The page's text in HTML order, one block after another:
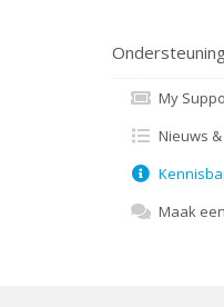
My
Nieuws
Maak